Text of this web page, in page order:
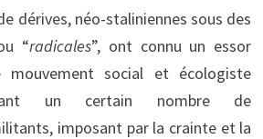
dérives, néo-staliniennes sous des
“radicales”, ont connu un essor
social et écologiste
un certain nombre de
imposant par la crainte et la